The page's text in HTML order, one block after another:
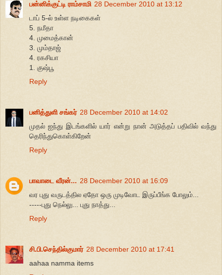
பன்னிக்குட்டி ராம்சாமி 28 December 2010 at 13:12
டாப் 5-ல் உள்ள நடிகைகள்
5. நமீதா
4. முமைத்கான்
3. மும்தாஜ்
4. ரகசியா
1. குஷ்பூ
Reply
பனித்துளி சங்கர் 28 December 2010 at 14:02
முதல் ஐந்து இடங்களில் யார் என்று நான் அடுத்தப் பதிவில் வந்து
தெரிந்துகொள்கிறேன்
Reply
பாவாடை வீரன்... 28 December 2010 at 16:09
வர புது வருடத்தில ஏதோ ஒரு முடிவோட இருப்பீங்க போலும்...
-----புது நெல்லு... புது நாத்து...
Reply
சி.பி.செந்தில்குமார் 28 December 2010 at 17:41
aahaa namma items